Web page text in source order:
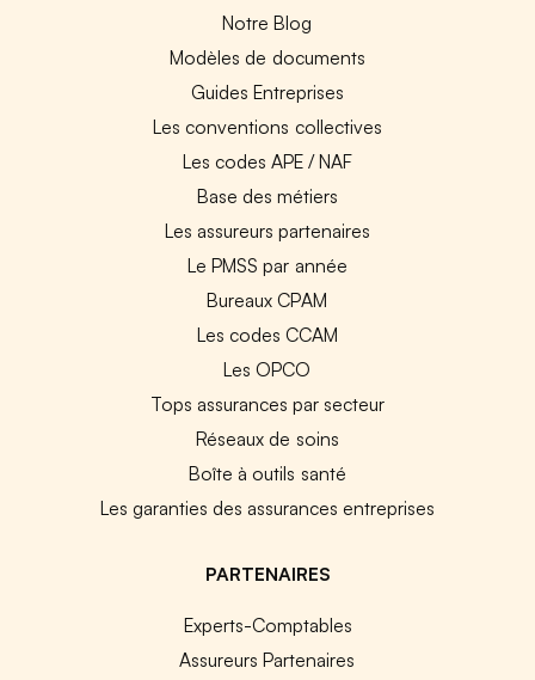
Notre Blog
Modèles de documents
Guides Entreprises
Les conventions collectives
Les codes APE / NAF
Base des métiers
Les assureurs partenaires
Le PMSS par année
Bureaux CPAM
Les codes CCAM
Les OPCO
Tops assurances par secteur
Réseaux de soins
Boîte à outils santé
Les garanties des assurances entreprises
PARTENAIRES
Experts-Comptables
Assureurs Partenaires